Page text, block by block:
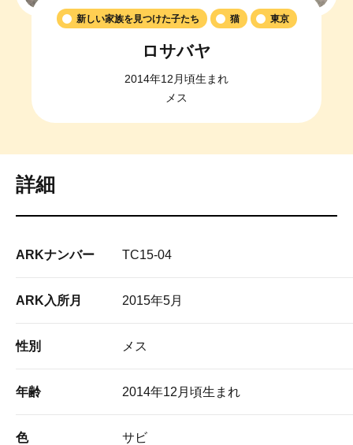
新しい家族を見つけた子たち 猫 東京
ロサバヤ
2014年12月頃生まれ
メス
詳細
ARKナンバー TC15-04
ARK入所月 2015年5月
性別 メス
年齢 2014年12月頃生まれ
色 サビ